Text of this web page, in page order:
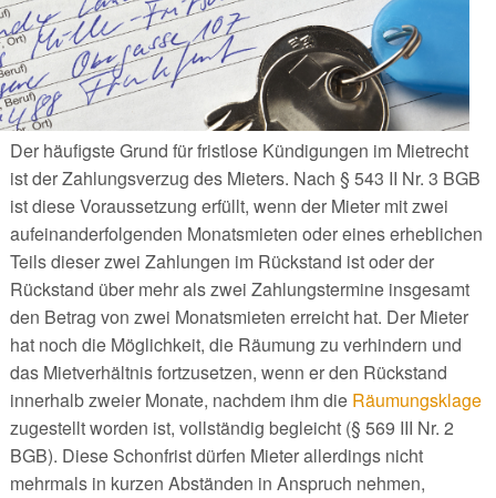
Der häufigste Grund für fristlose Kündigungen im Mietrecht
ist der Zahlungsverzug des Mieters. Nach § 543 II Nr. 3 BGB
ist diese Voraussetzung erfüllt, wenn der Mieter mit zwei
aufeinanderfolgenden Monatsmieten oder eines erheblichen
Teils dieser zwei Zahlungen im Rückstand ist oder der
Rückstand über mehr als zwei Zahlungstermine insgesamt
den Betrag von zwei Monatsmieten erreicht hat. Der Mieter
hat noch die Möglichkeit, die Räumung zu verhindern und
das Mietverhältnis fortzusetzen, wenn er den Rückstand
innerhalb zweier Monate, nachdem ihm die Räumungsklage
zugestellt worden ist, vollständig begleicht (§ 569 III Nr. 2
BGB). Diese Schonfrist dürfen Mieter allerdings nicht
mehrmals in kurzen Abständen in Anspruch nehmen,